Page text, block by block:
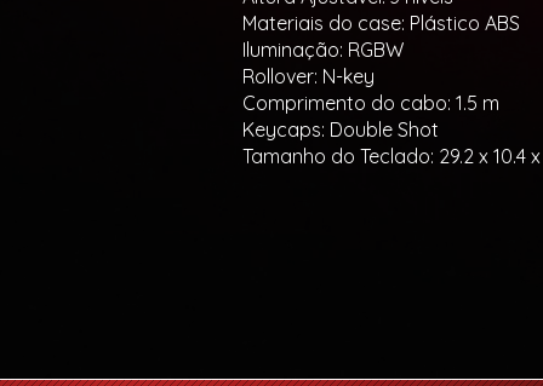
Materiais do case: Plástico ABS
Iluminação: RGBW
Rollover: N-key
Comprimento do cabo: 1.5 m
Keycaps: Double Shot
Tamanho do Teclado: 29.2 x 10.4